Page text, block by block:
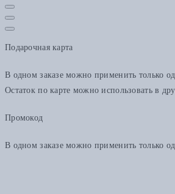
Подарочная карта
В одном заказе можно применить только
Остаток по карте можно использовать в
Промокод
В одном заказе можно применить только